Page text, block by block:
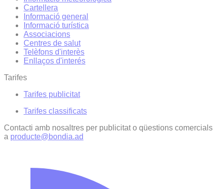
Cartellera
Informació general
Informació turística
Associacions
Centres de salut
Telèfons d'interès
Enllaços d'interés
Tarifes
Tarifes publicitat
Tarifes classificats
Contacti amb nosaltres per publicitat o qüestions comercials
a producte@bondia.ad